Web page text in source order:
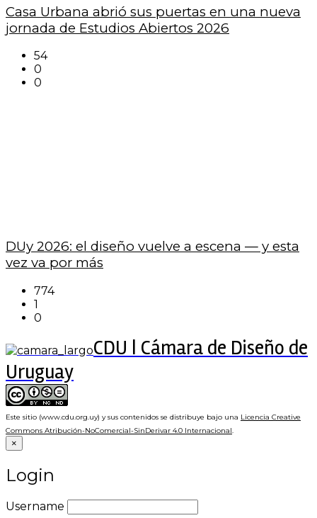
Casa Urbana abrió sus puertas en una nueva
jornada de Estudios Abiertos 2026
54
0
0
DUy 2026: el diseño vuelve a escena — y esta
vez va por más
774
1
0
CDU | Cámara de Diseño de
Uruguay
Este sitio (www.cdu.org.uy) y sus contenidos se distribuye bajo una Licencia Creative
Commons Atribución-NoComercial-SinDerivar 4.0 Internacional.
×
Login
Username